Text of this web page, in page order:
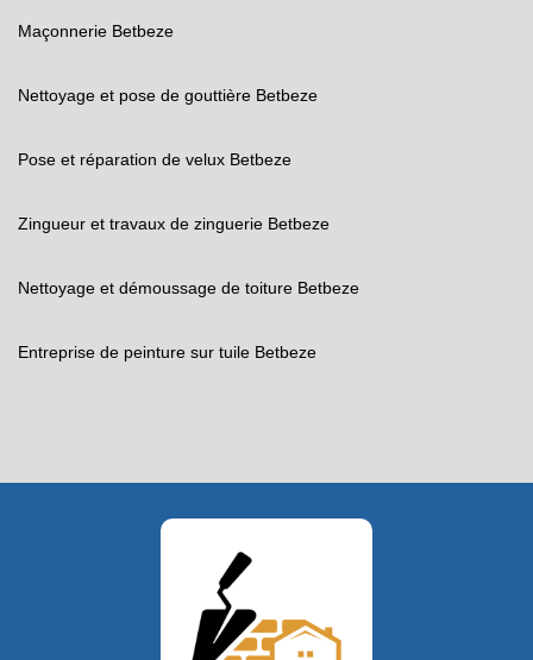
Maçonnerie Betbeze
Nettoyage et pose de gouttière Betbeze
Pose et réparation de velux Betbeze
Zingueur et travaux de zinguerie Betbeze
Nettoyage et démoussage de toiture Betbeze
Entreprise de peinture sur tuile Betbeze